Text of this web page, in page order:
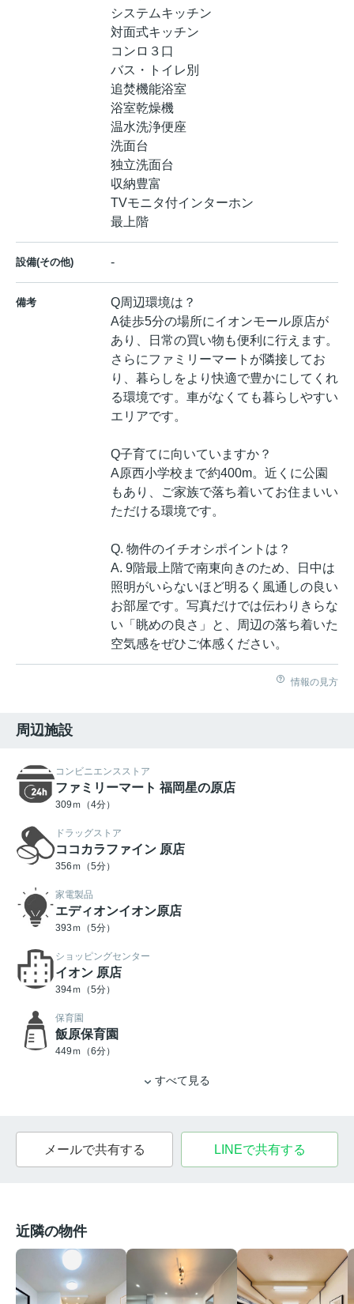
システムキッチン
対面式キッチン
コンロ３口
バス・トイレ別
追焚機能浴室
浴室乾燥機
温水洗浄便座
洗面台
独立洗面台
収納豊富
TVモニタ付インターホン
最上階
設備(その他) -
備考
Q周辺環境は？
A徒歩5分の場所にイオンモール原店が
あり、日常の買い物も便利に行えます。
さらにファミリーマートが隣接してお
り、暮らしをより快適で豊かにしてくれ
る環境です。車がなくても暮らしやすい
エリアです。
Q子育てに向いていますか？
A原西小学校まで約400m。近くに公園
もあり、ご家族で落ち着いてお住まいい
ただける環境です。
Q. 物件のイチオシポイントは？
A. 9階最上階で南東向きのため、日中は
照明がいらないほど明るく風通しの良い
お部屋です。写真だけでは伝わりきらな
い「眺めの良さ」と、周辺の落ち着いた
空気感をぜひご体感ください。
情報の見方
周辺施設
コンビニエンスストア
ファミリーマート 福岡星の原店
309ｍ（4分）
ドラッグストア
ココカラファイン 原店
356ｍ（5分）
家電製品
エディオンイオン原店
393ｍ（5分）
ショッピングセンター
イオン 原店
394ｍ（5分）
保育園
飯原保育園
449ｍ（6分）
すべて見る
メールで共有する LINEで共有する
近隣の物件